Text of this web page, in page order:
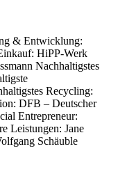
& Entwicklung:
HiPP-Werk
Nachhaltigstes
Recycling:
DFB – Deutscher
Entrepreneur:
Leistungen: Jane
Schäuble